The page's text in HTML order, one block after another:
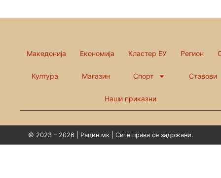
Македонија Економија Кластер ЕУ Регион
Култура Магазин Спорт Ставови
Наши приказни
© 2023 – 2026 | Рацин.мк | Сите права се задржани.